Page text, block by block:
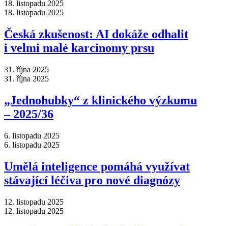
18. listopadu 2025
18. listopadu 2025
Česká zkušenost: AI dokáže odhalit
i velmi malé karcinomy prsu
31. října 2025
31. října 2025
„Jednohubky“ z klinického výzkumu
–⁠ 2025/36
6. listopadu 2025
6. listopadu 2025
Umělá inteligence pomáhá využívat
stávající léčiva pro nové diagnózy
12. listopadu 2025
12. listopadu 2025